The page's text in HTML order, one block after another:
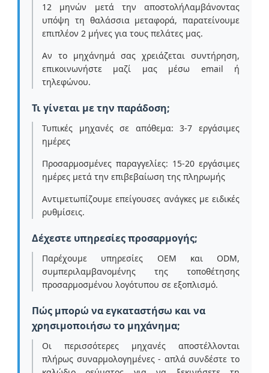
12 μηνών μετά την αποστολήΛαμβάνοντας
υπόψη τη θαλάσσια μεταφορά, παρατείνουμε
επιπλέον 2 μήνες για τους πελάτες μας.
Αν το μηχάνημά σας χρειάζεται συντήρηση,
επικοινωνήστε μαζί μας μέσω email ή
τηλεφώνου.
Τι γίνεται με την παράδοση;
Τυπικές μηχανές σε απόθεμα: 3-7 εργάσιμες
ημέρες
Προσαρμοσμένες παραγγελίες: 15-20 εργάσιμες
ημέρες μετά την επιβεβαίωση της πληρωμής
Αντιμετωπίζουμε επείγουσες ανάγκες με ειδικές
ρυθμίσεις.
Δέχεστε υπηρεσίες προσαρμογής;
Παρέχουμε υπηρεσίες OEM και ODM,
συμπεριλαμβανομένης της τοποθέτησης
προσαρμοσμένου λογότυπου σε εξοπλισμό.
Πώς μπορώ να εγκαταστήσω και να
χρησιμοποιήσω το μηχάνημα;
Οι περισσότερες μηχανές αποστέλλονται
πλήρως συναρμολογημένες - απλά συνδέστε το